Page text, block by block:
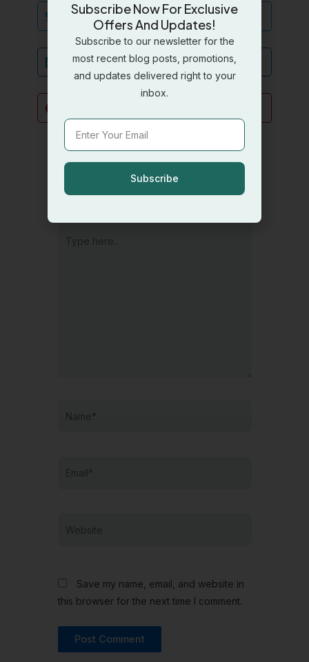
Twitter
LinkedIn
Leave a Comment
Your email address will not be published.
here..
Save my name, email, and website in
this browser for the next time I comment.
Subscribe Now For Exclusive
Offers And Updates!
Subscribe to our newsletter for the
most recent blog posts, promotions,
and updates delivered right to your
inbox.
Email
Subscribe